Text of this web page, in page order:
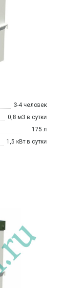
3-4 человек
0,8 м3 в сутки
175 л
1,5 кВт в сутки